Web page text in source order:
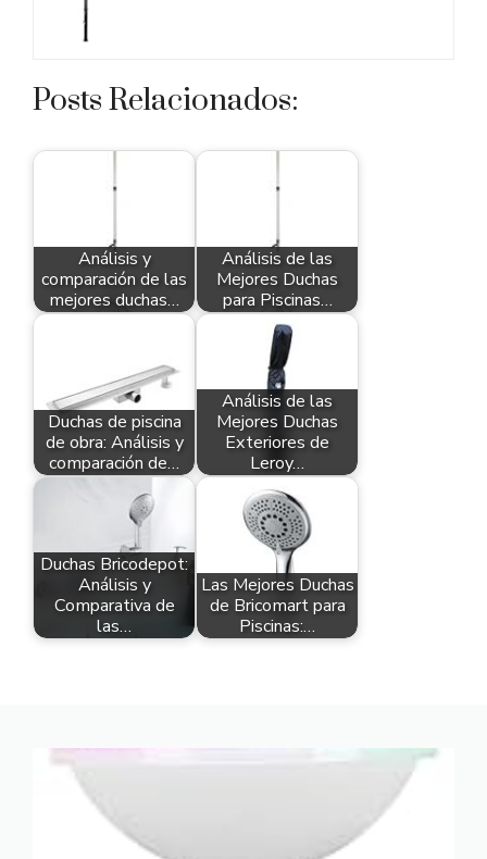
Posts Relacionados:
Análisis y
comparación de las
mejores duchas…
Análisis de las
Mejores Duchas
para Piscinas…
Duchas de piscina
de obra: Análisis y
comparación de…
Análisis de las
Mejores Duchas
Exteriores de
Leroy…
Duchas Bricodepot:
Análisis y
Comparativa de
las…
Las Mejores Duchas
de Bricomart para
Piscinas:…